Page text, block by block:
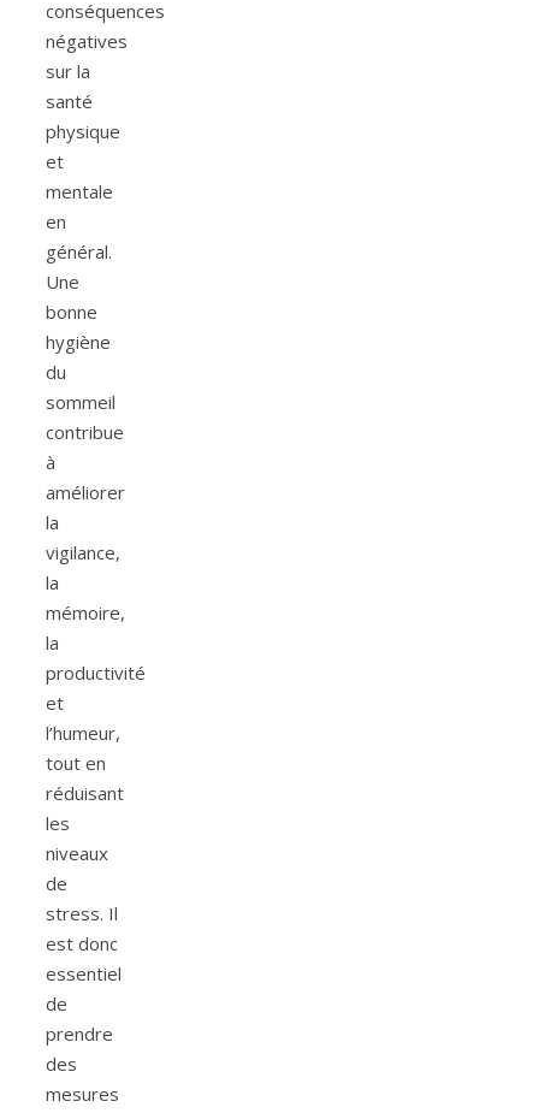
conséquences
négatives
sur la
santé
physique
et
mentale
en
général.
Une
bonne
hygiène
du
sommeil
contribue
à
améliorer
la
vigilance,
la
mémoire,
la
productivité
et
l’humeur,
tout en
réduisant
les
niveaux
de
stress. Il
est donc
essentiel
de
prendre
des
mesures